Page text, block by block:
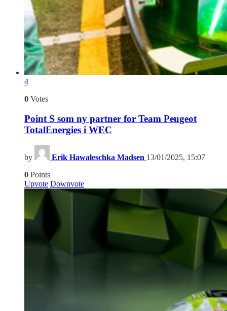
4
0 Votes
Point S som ny partner for Team Peugeot
TotalEnergies i WEC
by Erik Hawaleschka Madsen 13/01/2025, 15:07
0 Points
Upvote Downvote